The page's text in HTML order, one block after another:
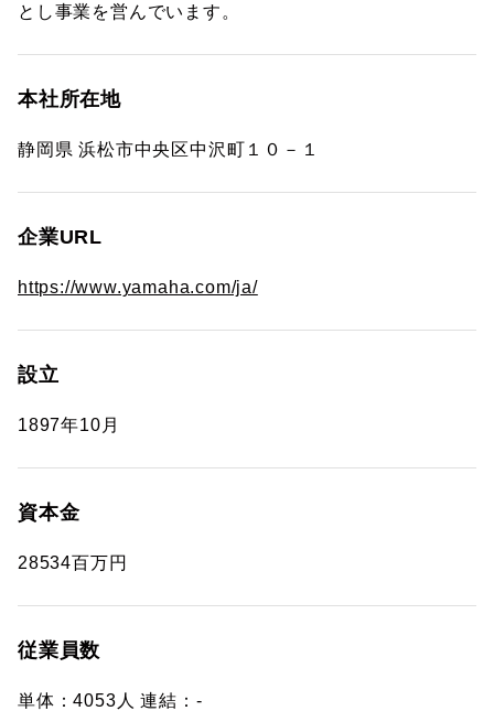
とし事業を営んでいます。
本社所在地
静岡県 浜松市中央区中沢町１０－１
企業URL
https://www.yamaha.com/ja/
設立
1897年10月
資本金
28534百万円
従業員数
単体：4053人 連結：-